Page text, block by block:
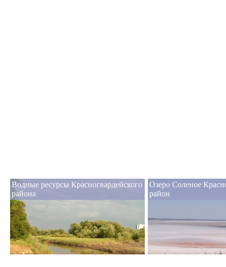
Водные ресурсы Красногвардейского
района
Озеро Соленое
район